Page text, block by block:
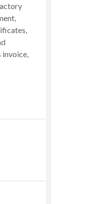
invoice,